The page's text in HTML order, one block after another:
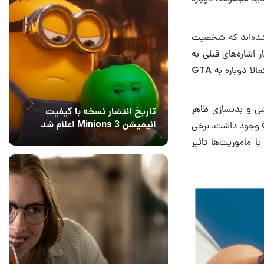
که شخصیت
اشاره‌های قبلی به
امکان وزنه‌زدن، نشان می‌دهد سیستم تناسب اندام، عضله‌سازی و تغییر فیزیک شخصیت احتمالا دوباره به GTA
و بدنسازی ظاهر
شخصیت اصلی را تغییر دهند؛ درست مانند قابلیتی که سال‌ها پیش در GTA: San Andreas وجود داشت. برخی
ماموریت‌ها تاثیر
تاریخ انتشار نسخه با کیفیت
انیمیشن Minions 3 اعلام شد